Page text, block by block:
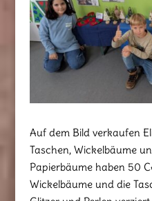
Auf dem Bild verkaufen
Taschen, Wickelbäume
Papierbäume haben 50
Wickelbäume und die